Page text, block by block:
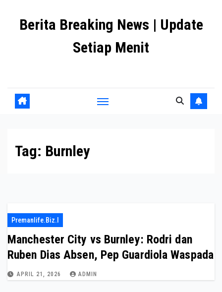
Berita Breaking News | Update
Setiap Menit
Tag: Burnley
Premanlife.biz.i
Manchester City vs Burnley: Rodri dan
Ruben Dias Absen, Pep Guardiola Waspada
APRIL 21, 2026 ADMIN